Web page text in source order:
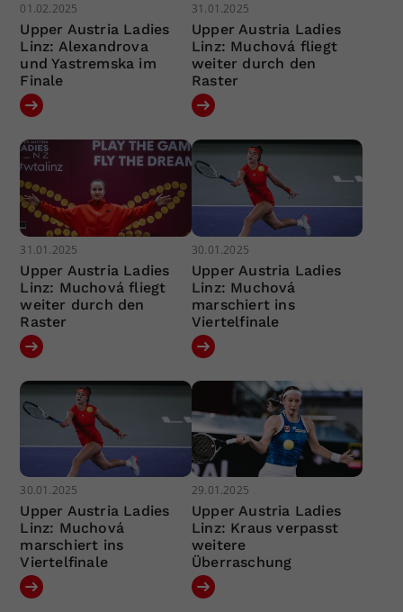
01.02.2025
Upper Austria Ladies
Linz: Alexandrova
und Yastremska im
Finale
31.01.2025
Upper Austria Ladies
Linz: Muchová fliegt
weiter durch den
Raster
31.01.2025
Upper Austria Ladies
Linz: Muchová fliegt
weiter durch den
Raster
30.01.2025
Upper Austria Ladies
Linz: Muchová
marschiert ins
Viertelfinale
30.01.2025
Upper Austria Ladies
Linz: Muchová
marschiert ins
Viertelfinale
29.01.2025
Upper Austria Ladies
Linz: Kraus verpasst
weitere
Überraschung